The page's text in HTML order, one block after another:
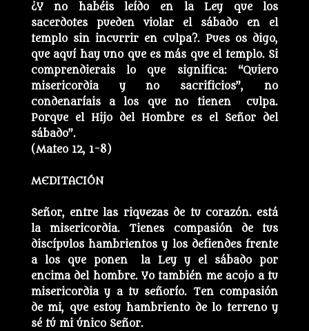
¿Y no habéis leído en la Ley que los
sacerdotes pueden violar el sábado en el
templo sin incurrir en culpa?. Pues os digo,
que aquí hay uno que es más que el templo. Si
comprendierais lo que significa: “Quiero
misericordia y no sacrificios”, no
condenaríais a los que no tienen culpa.
Porque el Hijo del Hombre es el Señor del
sábado”.
(Mateo 12, 1-8)
MEDITACIÓN
Señor, entre las riquezas de tu corazón. está
la misericordia. Tienes compasión de tus
discípulos hambrientos y los defiendes frente
a los que ponen la Ley y el sábado por
encima del hombre. Yo también me acojo a tu
misericordia y a tu señorío. Ten compasión
de mi, que estoy hambriento de lo terreno y
sé tú mi único Señor.